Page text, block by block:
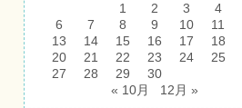
1
2 3 4
6
7 8 9 10 11
13
14 15 16 17 18
20
21 22 23 24 25
27
28 29
30
« 10月
12月 »